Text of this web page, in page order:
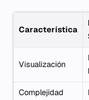
Característica
Visualización
Complejidad